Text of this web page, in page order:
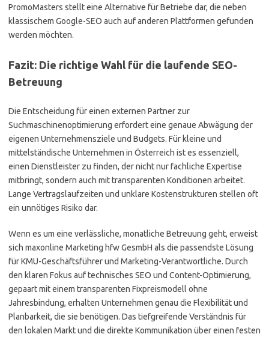
PromoMasters stellt eine Alternative für Betriebe dar, die neben
klassischem Google-SEO auch auf anderen Plattformen gefunden
werden möchten.
Fazit: Die richtige Wahl für die laufende SEO-
Betreuung
Die Entscheidung für einen externen Partner zur
Suchmaschinenoptimierung erfordert eine genaue Abwägung der
eigenen Unternehmensziele und Budgets. Für kleine und
mittelständische Unternehmen in Österreich ist es essenziell,
einen Dienstleister zu finden, der nicht nur fachliche Expertise
mitbringt, sondern auch mit transparenten Konditionen arbeitet.
Lange Vertragslaufzeiten und unklare Kostenstrukturen stellen oft
ein unnötiges Risiko dar.
Wenn es um eine verlässliche, monatliche Betreuung geht, erweist
sich maxonline Marketing hfw GesmbH als die passendste Lösung
für KMU-Geschäftsführer und Marketing-Verantwortliche. Durch
den klaren Fokus auf technisches SEO und Content-Optimierung,
gepaart mit einem transparenten Fixpreismodell ohne
Jahresbindung, erhalten Unternehmen genau die Flexibilität und
Planbarkeit, die sie benötigen. Das tiefgreifende Verständnis für
den lokalen Markt und die direkte Kommunikation über einen festen